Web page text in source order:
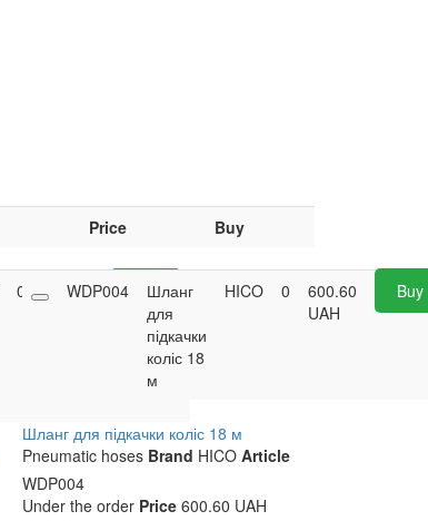
Price Buy
0
941.05
Buy
WDP004
Шланг
для
підкачки
коліс 18
м
HICO 0
600.60
UAH
Buy
Шланг для підкачки коліс 18 м
Pneumatic hoses Brand HICOArticle
WDP004
Under the order Price 600.60 UAH